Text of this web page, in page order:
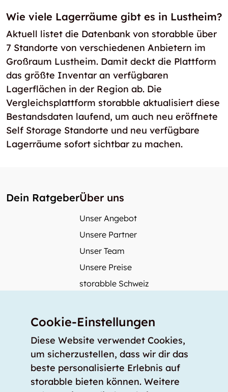
Wie viele Lagerräume gibt es in Lustheim?
Aktuell listet die Datenbank von storabble über
7 Standorte von verschiedenen Anbietern im
Großraum Lustheim. Damit deckt die Plattform
das größte Inventar an verfügbaren
Lagerflächen in der Region ab. Die
Vergleichsplattform storabble aktualisiert diese
Bestandsdaten laufend, um auch neu eröffnete
Self Storage Standorte und neu verfügbare
Lagerräume sofort sichtbar zu machen.
Dein RatgeberÜber uns
Unser Angebot
Unsere Partner
Unser Team
Unsere Preise
storabble Schweiz
Mehr über storabble
Medienbeiträge
Wie gross muss ein Lagerraum sein?
Was kostet ein Lagerraum?
Cookie-Einstellungen
Diese Website verwendet Cookies,
um sicherzustellen, dass wir dir das
beste personalisierte Erlebnis auf
storabble bieten können. Weitere